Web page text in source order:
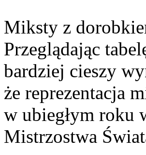
Miksty z
Przeglądając
bardziej cieszy
że reprezentacja
w ubiegłym roku
Mistrzostwa